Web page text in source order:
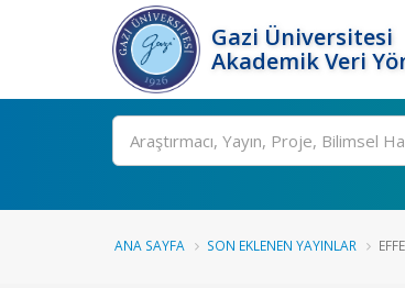
Gazi Üniversitesi
Akademik Veri
Ara
ANA SAYFA SON EKLENEN YAYINLAR